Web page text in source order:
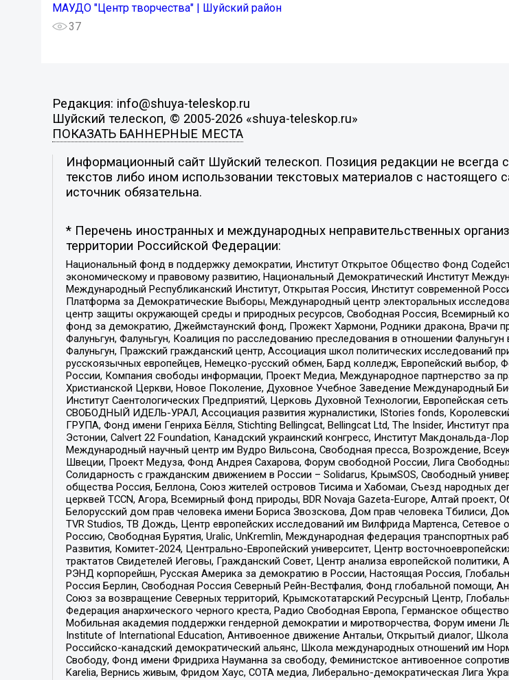
МАУДО "Центр творчества" | Шуйский район
37
Редакция: info@shuya-teleskop.ru
Шуйский телескоп, © 2005-2026 «shuya-teleskop.ru»
ПОКАЗАТЬ БАННЕРНЫЕ МЕСТА
Информационный сайт Шуйский телескоп. Позиция редакции не всегда
текстов либо ином использовании текстовых материалов с настоящего
источник обязательна.
* Перечень иностранных и международных неправительственных
территории Российской Федерации:
Национальный фонд в поддержку демократии, Институт Открытое Общество Фонд
экономическому и правовому развитию, Национальный Демократический Институт
Международный Республиканский Институт, Открытая Россия, Институт современной
Платформа за Демократические Выборы, Международный центр электоральных
центр защиты окружающей среды и природных ресурсов, Свободная Россия, Всемирный
фонд за демократию, Джеймстаунский фонд, Прожект Хармони, Родники дракона, Врачи
Фалуньгун, Фалуньгун, Коалиция по расследованию преследования в отношении
Фалуньгун, Пражский гражданский центр, Ассоциация школ политических исследований
русскоязычных европейцев, Немецко-русский обмен, Бард колледж, Европейский
России, Компания свободы информации, Проект Медиа, Международное партнерство за
Христианской Церкви, Новое Поколение, Духовное Учебное Заведение Международный
Институт Саентологических Предприятий, Церковь Духовной Технологии, Европейская
СВОБОДНЫЙ ИДЕЛЬ-УРАЛ, Ассоциация развития журналистики, IStories fonds,
ГРУПА, Фонд имени Генриха Бёлля, Stichting Bellingcat, Bellingcat Ltd, The Insider, Институт
Эстонии, Calvert 22 Foundation, Канадский украинский конгресс, Институт Макдональда-
Международный научный центр им Вудро Вильсона, Свободная пресса, Возрождение,
Швеции, Проект Медуза, Фонд Андрея Сахарова, Форум свободной России, Лига
Солидарность с гражданским движением в России – Solidarus, КрымSOS, Свободный
общества Россия, Беллона, Союз жителей островов Тисима и Хабомаи, Съезд народных
церквей TCCN, Агора, Всемирный фонд природы, BDR Novaja Gazeta-Europe, Алтай
Белорусский дом прав человека имени Бориса Звозскова, Дом прав человека Тбилиси,
TVR Studios, ТВ Дождь, Центр европейских исследований им Вилфрида Мартенса,
Россию, Свободная Бурятия, Uralic, UnKremlin, Международная федерация транспортных
Развития, Комитет-2024, Центрально-Европейский университет, Центр
трактатов Свидетелей Иеговы, Гражданский Совет, Центр анализа европейской
РЭНД корпорейшн, Русская Америка за демократию в России, Настоящая Россия,
Россия Берлин, Свободная Россия Северный Рейн-Вестфалия, Фонд глобальной помощи,
Союз за возвращение Северных территорий, Крымскотатарский Ресурсный Центр,
Федерация анархического черного креста, Радио Свободная Европа, Германское
Мобильная академия поддержки гендерной демократии и миротворчества, Форум имени
Institute of International Education, Антивоенное движение Антальи, Открытый диалог,
Российско-канадский демократический альянс, Школа международных отношений им
Свободу, Фонд имени Фридриха Науманна за свободу, Феминистское антивоенное
Karelia, Вернись живым, Фридом Хаус, СОТА медиа, Либерально-демократическая Лига